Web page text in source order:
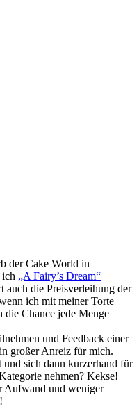
der Cake World in
ich „A Fairy’s Dream“
auch die Preisverleihung der
ich mit meiner Torte
die Chance jede Menge
und Feedback einer
großer Anreiz für mich.
sich dann kurzerhand für
nehmen? Kekse!
Aufwand und weniger